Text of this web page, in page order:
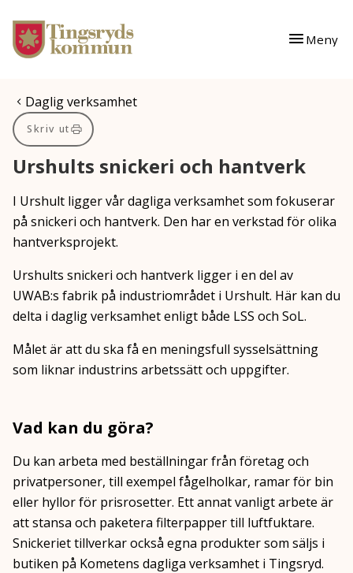
Gå till innehåll
Gå till huvudmeny
Meny
Du är här:
Daglig verksamhet
Skriv ut
Urshults snickeri och hantverk
I Urshult ligger vår dagliga verksamhet som fokuserar
på snickeri och hantverk. Den har en verkstad för olika
hantverksprojekt.
Urshults snickeri och hantverk ligger i en del av
UWAB:s fabrik på industriområdet i Urshult. Här kan du
delta i daglig verksamhet enligt både LSS och SoL.
Målet är att du ska få en meningsfull sysselsättning
som liknar industrins arbetssätt och uppgifter.
Vad kan du göra?
Du kan arbeta med beställningar från företag och
privatpersoner, till exempel fågelholkar, ramar för bin
eller hyllor för prisrosetter. Ett annat vanligt arbete är
att stansa och paketera filterpapper till luftfuktare.
Snickeriet tillverkar också egna produkter som säljs i
butiken på Kometens dagliga verksamhet i Tingsryd.